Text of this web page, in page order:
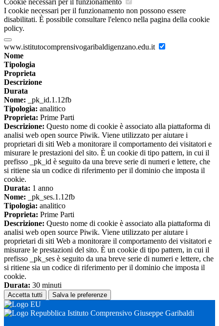
Cookie necessari per il funzionamento
I cookie necessari per il funzionamento non possono essere
disabilitati. È possibile consultare l'elenco nella pagina della cookie
policy.
www.istitutocomprensivogaribaldigenzano.edu.it
Nome
Tipologia
Proprieta
Descrizione
Durata
Nome: _pk_id.1.12fb
Tipologia: analitico
Proprieta: Prime Parti
Descrizione: Questo nome di cookie è associato alla piattaforma di
analisi web open source Piwik. Viene utilizzato per aiutare i
proprietari di siti Web a monitorare il comportamento dei visitatori e
misurare le prestazioni del sito. È un cookie di tipo pattern, in cui il
prefisso _pk_id è seguito da una breve serie di numeri e lettere, che
si ritiene sia un codice di riferimento per il dominio che imposta il
cookie.
Durata: 1 anno
Nome: _pk_ses.1.12fb
Tipologia: analitico
Proprieta: Prime Parti
Descrizione: Questo nome di cookie è associato alla piattaforma di
analisi web open source Piwik. Viene utilizzato per aiutare i
proprietari di siti Web a monitorare il comportamento dei visitatori e
misurare le prestazioni del sito. È un cookie di tipo pattern, in cui il
prefisso _pk_ses è seguito da una breve serie di numeri e lettere, che
si ritiene sia un codice di riferimento per il dominio che imposta il
cookie.
Durata: 30 minuti
Accetta tutti Salva le preferenze
Istituto Comprensivo Giuseppe Garibaldi